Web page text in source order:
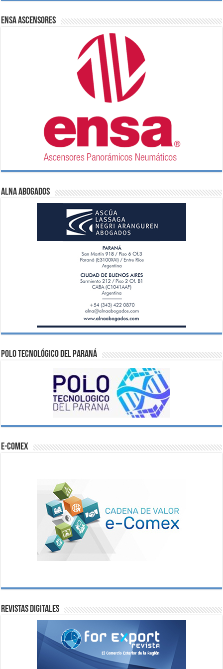
ENSA Ascensores
ALNA Abogados
Polo Tecnológico del Paraná
e-comex
Revistas digitales